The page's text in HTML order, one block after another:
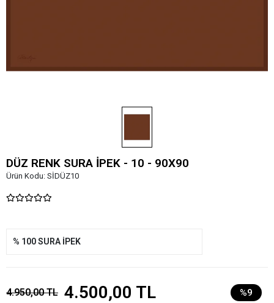
DÜZ RENK SURA İPEK - 10 - 90X90
Ürün Kodu: SİDÜZ10
% 100 SURA İPEK
4.950,00 TL 4.500,00 TL %9